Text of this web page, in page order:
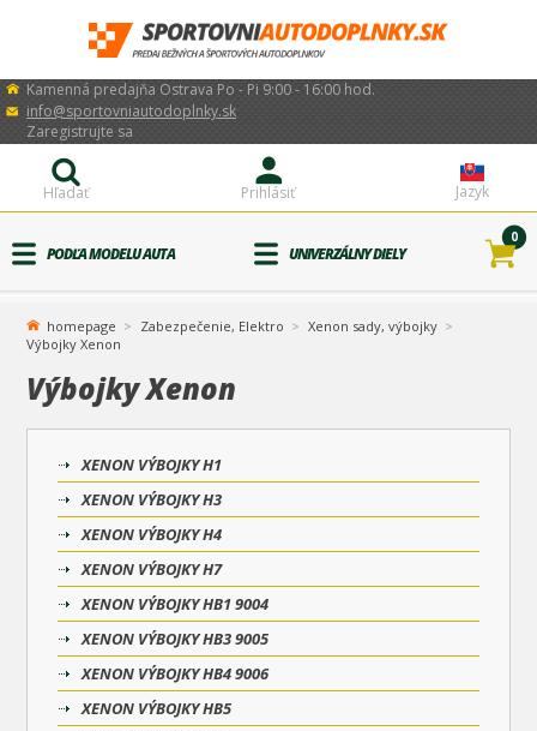
Kamenná predajňa Ostrava Po - Pi 9:00 - 16:00 hod.
info@sportovniautodoplnky.sk
Jazyk
Prihlásiť
Zaregistrujte sa
Hľadať
PODĽA MODELU AUTA UNIVERZÁLNY DIELY
0
homepage Zabezpečenie, Elektro
Xenon sady, výbojky
Výbojky Xenon
Výbojky Xenon
XENON VÝBOJKY H1
XENON VÝBOJKY H3
XENON VÝBOJKY H4
XENON VÝBOJKY H7
XENON VÝBOJKY HB1 9004
XENON VÝBOJKY HB3 9005
XENON VÝBOJKY HB4 9006
XENON VÝBOJKY HB5